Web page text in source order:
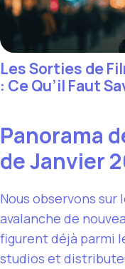
Les Sorties de
: Ce Qu’il Faut
Panorama
de Janvier
Nous observons sur
avalanche de
figurent déjà parmi
studios et